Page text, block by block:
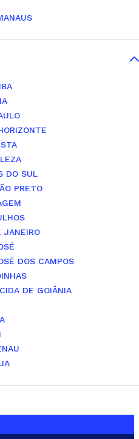
DO SUL
PRETO
JANEIRO
DOS CAMPOS
DE GOIÂNIA